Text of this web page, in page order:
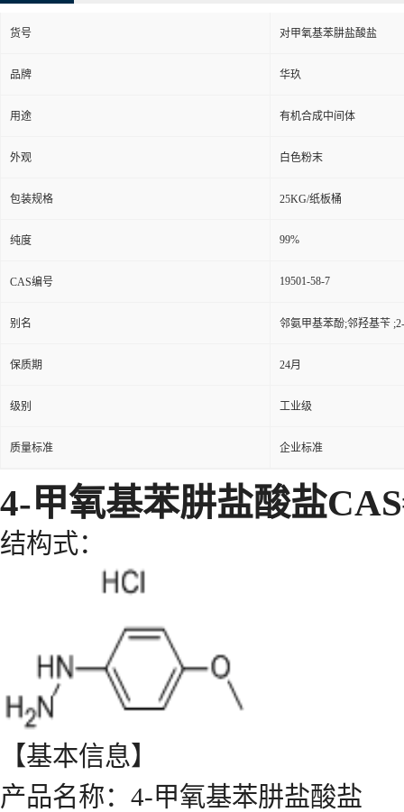
货号 对甲氧基苯肼盐酸盐
品牌 华玖
用途 有机合成中间体
外观 白色粉末
包装规格 25KG/纸板桶
纯度 99%
CAS编号 19501-58-7
别名 邻氨甲基苯酚;邻羟基苄
保质期 24月
级别 工业级
质量标准 企业标准
4-甲氧基苯肼盐酸盐
结构式：
【基本信息】
产品名称：4-甲氧基苯肼盐酸盐